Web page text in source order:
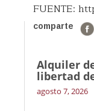
FUENTE:
comparte
Alquiler
libertad
agosto 7, 2026